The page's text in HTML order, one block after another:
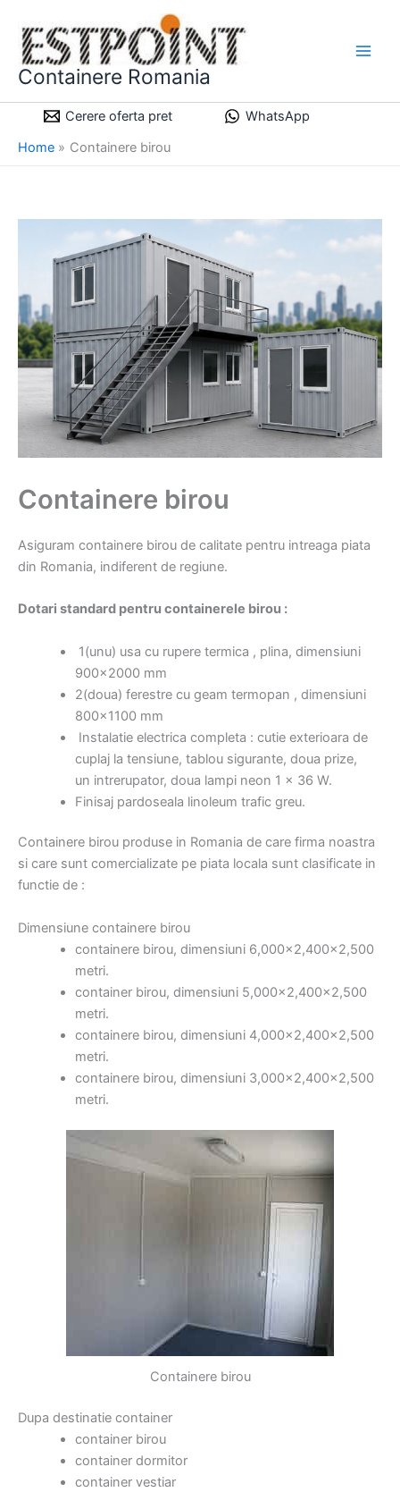
content
Containere Romania
Cerere oferta pret
WhatsApp
Home
Containere birou
Containere birou
Asiguram containere birou de calitate pentru intreaga piata
din Romania, indiferent de regiune.
Dotari standard pentru containerele birou :
1(unu) usa cu rupere termica , plina, dimensiuni
900×2000 mm
2(doua) ferestre cu geam termopan , dimensiuni
800×1100 mm
Instalatie electrica completa : cutie exterioara de
cuplaj la tensiune, tablou sigurante, doua prize,
un intrerupator, doua lampi neon 1 x 36 W.
Finisaj pardoseala linoleum trafic greu.
Containere birou produse in Romania de care firma noastra
si care sunt comercializate pe piata locala sunt clasificate in
functie de :
Dimensiune containere birou
containere birou, dimensiuni 6,000×2,400×2,500
metri.
container birou, dimensiuni 5,000×2,400×2,500
metri.
containere birou, dimensiuni 4,000×2,400×2,500
metri.
containere birou, dimensiuni 3,000×2,400×2,500
metri.
Containere birou
Dupa destinatie container
container birou
container dormitor
container vestiar